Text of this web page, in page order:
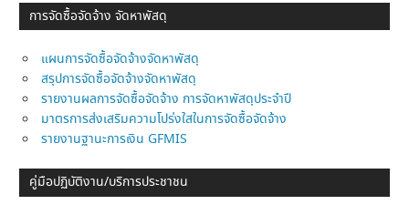
การจัดซื้อจัดจ้าง จัดหาพัสดุ
แผนการจัดซื้อจัดจ้างจัดหาพัสดุ
สรุปการจัดซื้อจัดจ้างจัดหาพัสดุ
รายงานผลการจัดซื้อจัดจ้าง การจัดหาพัสดุประจำปี
มาตรการส่งเสริมความโปร่งใสในการจัดซื้อจัดจ้าง
รายงานฐานะการเงิน GFMIS
คู่มือปฏิบัติงาน/บริการประชาชน